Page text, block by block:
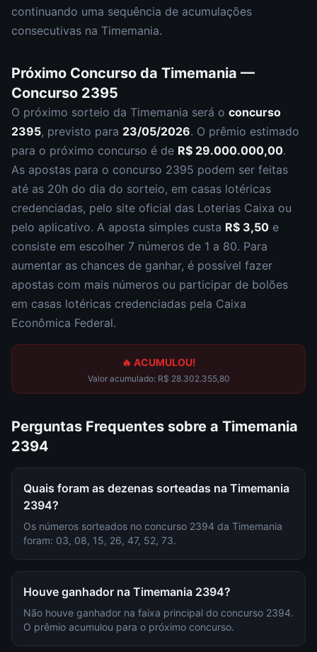
continuando uma sequência de acumulações
consecutivas na Timemania.
Próximo Concurso da Timemania —
Concurso 2395
O próximo sorteio da Timemania será o concurso
2395, previsto para 23/05/2026. O prêmio estimado
para o próximo concurso é de R$ 29.000.000,00.
As apostas para o concurso 2395 podem ser feitas
até as 20h do dia do sorteio, em casas lotéricas
credenciadas, pelo site oficial das Loterias Caixa ou
pelo aplicativo. A aposta simples custa R$ 3,50 e
consiste em escolher 7 números de 1 a 80. Para
aumentar as chances de ganhar, é possível fazer
apostas com mais números ou participar de bolões
em casas lotéricas credenciadas pela Caixa
Econômica Federal.
🔥 ACUMULOU!
Valor acumulado: R$ 28.302.355,80
Perguntas Frequentes sobre a Timemania
2394
Quais foram as dezenas sorteadas na Timemania
2394?
Os números sorteados no concurso 2394 da Timemania
foram: 03, 08, 15, 26, 47, 52, 73.
Houve ganhador na Timemania 2394?
Não houve ganhador na faixa principal do concurso 2394.
O prêmio acumulou para o próximo concurso.